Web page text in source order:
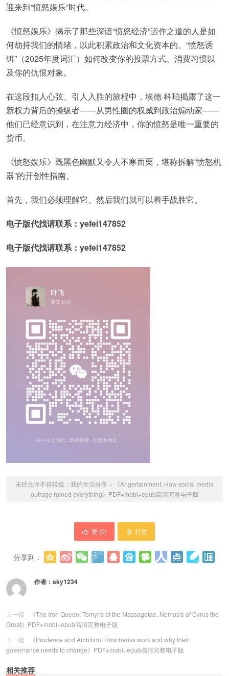
迎来到“愤怒娱乐”时代。
《愤怒娱乐》揭示了那些深谙“愤怒经济”运作之道的人是如
何劫持我们的情绪，以此积累政治和文化资本的。“愤怒诱
饵”（2025年度词汇）如何改变你的投票方式、消费习惯以
及你的仇恨对象。
在这段扣人心弦、引人入胜的旅程中，埃德·科珀揭露了这一
新权力背后的操纵者——从男性圈的权威到政治煽动家——
他们已经意识到，在注意力经济中，你的愤怒是唯一重要的
货币。
《愤怒娱乐》既黑色幽默又令人不寒而栗，堪称拆解“愤怒机
器”的开创性指南。
首先，我们必须理解它。然后我们就可以着手战胜它。
电子版代找请联系：yefei147852
电子版代找请联系：yefei147852
未经允许不得转载： 我的生活分享 »
《Angertainment: How social media
outrage ruined everything》PDF+mobi+epub高清完整电子版
赞 (0) 打赏
分享到：
作者： sky1234
上一篇
《The Iron Queen: Tomyris of the Massagetae, Nemosis of Cyrus the
Great》PDF+mobi+epub高清完整电子版
下一篇
《Prudence and Ambition: How banks work and why their
governance needs to change》PDF+mobi+epub高清完整电子版
相关推荐